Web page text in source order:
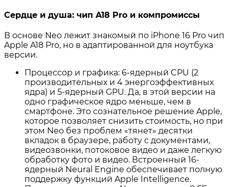
Сердце и душа: чип A18 Pro и компромиссы
В основе Neo лежит знакомый по iPhone 16 Pro чип
Apple A18 Pro, но в адаптированной для ноутбука
версии.
Процессор и графика: 6-ядерный CPU (2
производительных и 4 энергоэффективных
ядра) и 5-ядерный GPU. Да, в этой версии на
одно графическое ядро меньше, чем в
смартфоне. Это сознательное решение Apple,
которое позволяет снизить стоимость, но при
этом Neo без проблем «тянет» десятки
вкладок в браузере, работу с документами,
видеозвонки, потоковое видео и даже легкую
обработку фото и видео. Встроенный 16-
ядерный Neural Engine обеспечивает полную
поддержку функций Apple Intelligence.